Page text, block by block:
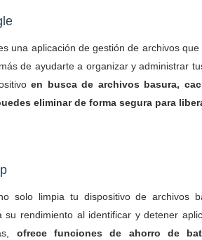
una aplicación de gestión de archivos
de ayudarte a organizar y administrar
en busca de archivos basura,
eliminar de forma segura para
solo limpia tu dispositivo de archivos
su rendimiento al identificar y detener
ofrece funciones de ahorro de